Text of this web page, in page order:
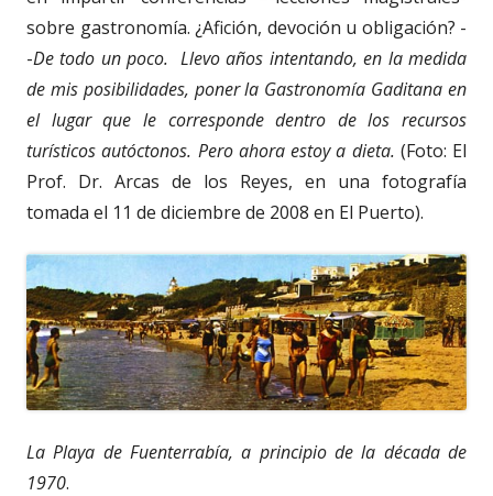
sobre gastronomía. ¿Afición, devoción u obligación? -
-De todo un poco. Llevo años intentando, en la medida
de mis posibilidades, poner la Gastronomía Gaditana en
el lugar que le corresponde dentro de los recursos
turísticos autóctonos. Pero ahora estoy a dieta. (Foto: El
Prof. Dr. Arcas de los Reyes, en una fotografía
tomada el 11 de diciembre de 2008 en El Puerto).
La Playa de Fuenterrabía, a principio de la década de
1970.